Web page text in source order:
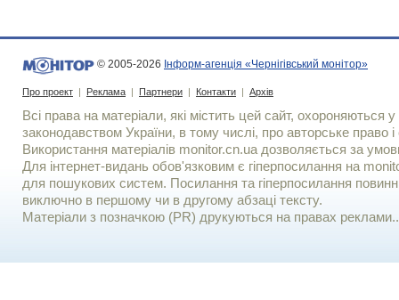
© 2005-2026 Інформ-агенція «Чернігівський монітор»
Про проект | Реклама | Партнери | Контакти | Архів
Всі права на матеріали, які містить цей сайт, охороняються у
законодавством України, в тому числі, про авторське право і
Використання матерiалiв monitor.cn.ua дозволяється за
Для iнтернет-видань обов'язковим є гiперпосилання на
для пошукових систем. Посилання та гіперпосилання
виключно в першому чи в другому абзаці тексту.
Матеріали з позначкою (PR) друкуються на правах реклами..